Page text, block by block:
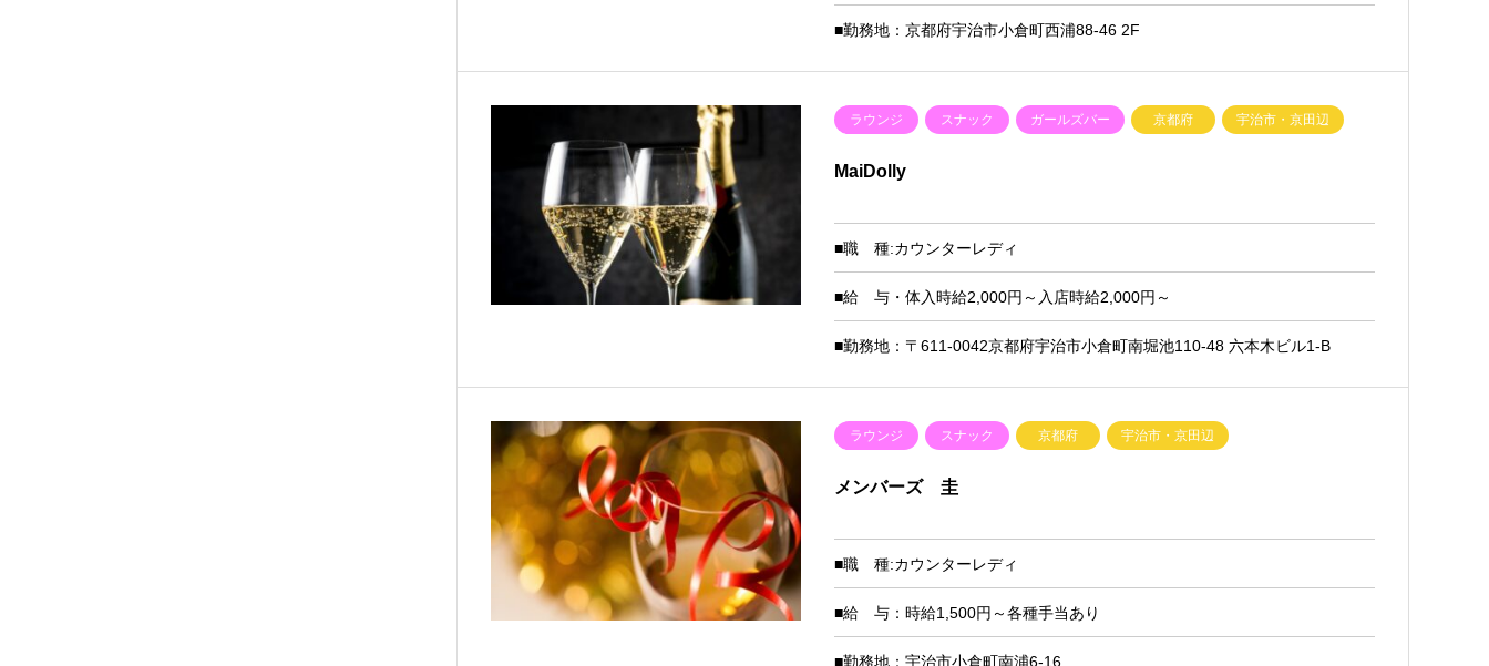
■勤務地：京都府宇治市小倉町西浦88-46 2F
ラウンジ スナック ガールズバー 京都府 宇治市・京田辺
MaiDolly
■職 種:カウンターレディ
■給 与・体入時給2,000円～入店時給2,000円～
■勤務地：〒611-0042京都府宇治市小倉町南堀池110-48 六本木ビル1-B
ラウンジ スナック 京都府 宇治市・京田辺
メンバーズ 圭
■職 種:カウンターレディ
■給 与：時給1,500円～各種手当あり
■勤務地：宇治市小倉町南浦6-16